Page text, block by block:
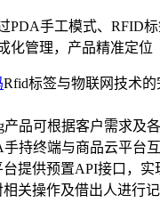
手工模式、RFID标
化管理，产品精准定
Rfid标签与物联网技术
产品可根据客户需求及
持终端与商品云平台
提供预置API接口，
关操作及借出人进行